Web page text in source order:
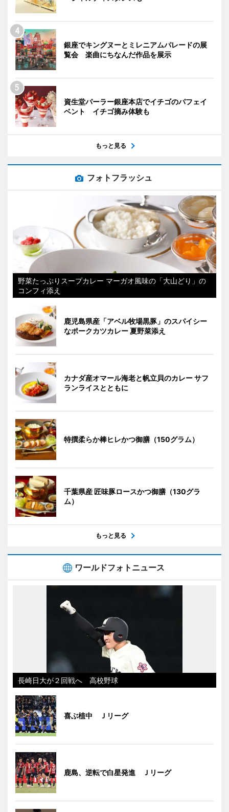
銀座でキングヌーとミレニアムパレードの展
覧会 楽曲にちなんだ作品を展示
資生堂パーラー銀座本店でイチゴのパフェイ
ベント イチゴ摘み体験も
もっと見る
フォトフラッシュ
野菜たっぷりスープカレー マーガオ風味の「大山どり」の
コンフィ添え
鹿児島県産「アベル牧場黒豚」のスパイシー
なポークカツカレー 夏野菜添え
カナダ産オマール海老と帆立貝のカレー サフ
ランライスとともに
特撰柔らか棒ヒレかつ御膳（150グラム）
千葉県産 匠味豚ロースかつ御膳（130グラ
ム）
もっと見る
ワールドフォトニュース
長崎日大が２回戦へ 高校野球
喜ぶ植中 Ｊリーグ
鹿島、逆転で白星発進 Ｊリーグ